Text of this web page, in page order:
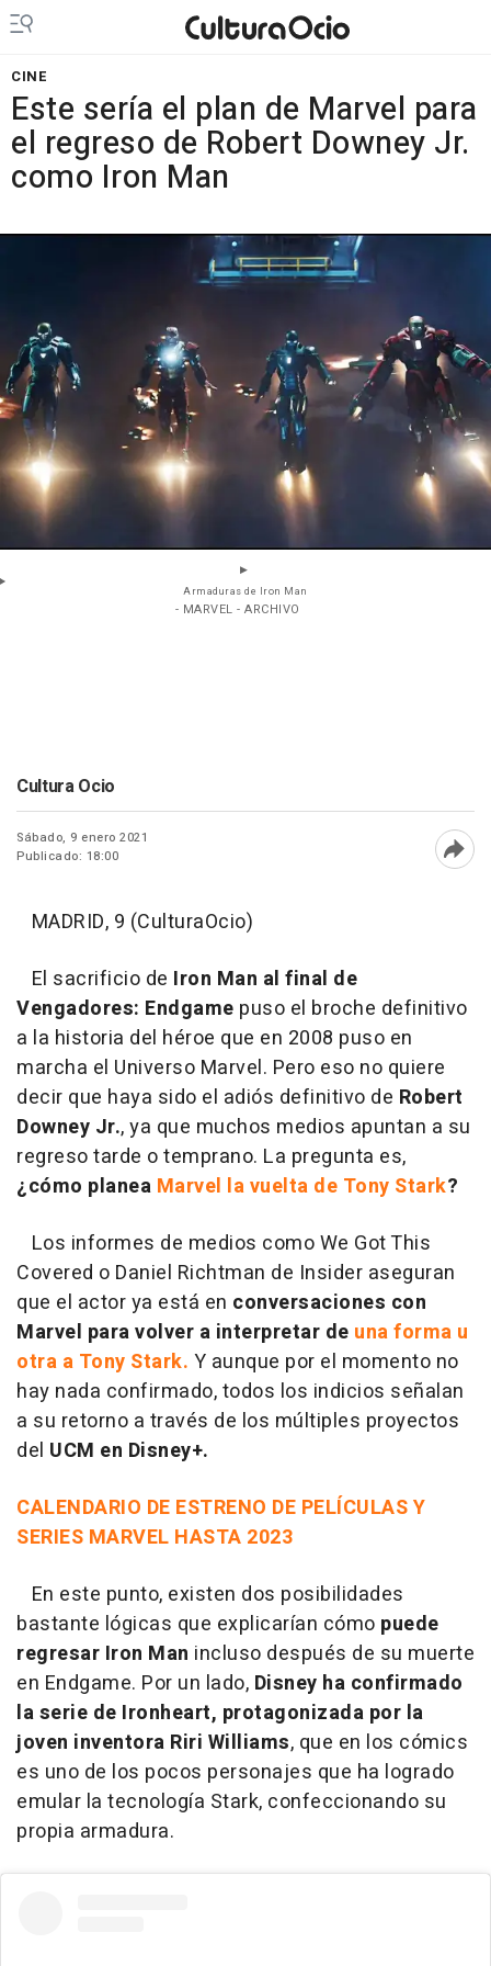
CINE
Este sería el plan de Marvel para
el regreso de Robert Downey Jr.
como Iron Man
Armaduras de Iron Man
- MARVEL - ARCHIVO
Cultura Ocio
Sábado, 9 enero 2021
Publicado: 18:00
MADRID, 9 (CulturaOcio)
El sacrificio de Iron Man al final de
Vengadores: Endgame puso el broche definitivo
a la historia del héroe que en 2008 puso en
marcha el Universo Marvel. Pero eso no quiere
decir que haya sido el adiós definitivo de Robert
Downey Jr., ya que muchos medios apuntan a su
regreso tarde o temprano. La pregunta es,
¿cómo planea Marvel la vuelta de Tony Stark?
Los informes de medios comoWe Got This
Covered o Daniel Richtman de Insider aseguran
que el actor ya está en conversaciones con
Marvel para volver a interpretar de una forma u
otra a Tony Stark. Y aunque por el momento no
hay nada confirmado, todos los indicios señalan
a su retorno a través de los múltiples proyectos
del UCM en Disney+.
CALENDARIO DE ESTRENO DE PELÍCULAS Y
SERIES MARVEL HASTA 2023
En este punto, existen dos posibilidades
bastante lógicas que explicarían cómo puede
regresar Iron Man incluso después de su muerte
en Endgame. Por un lado, Disney ha confirmado
la serie de Ironheart, protagonizada por la
joven inventora Riri Williams, que en los cómics
es uno de los pocos personajes que ha logrado
emular la tecnología Stark, confeccionando su
propia armadura.